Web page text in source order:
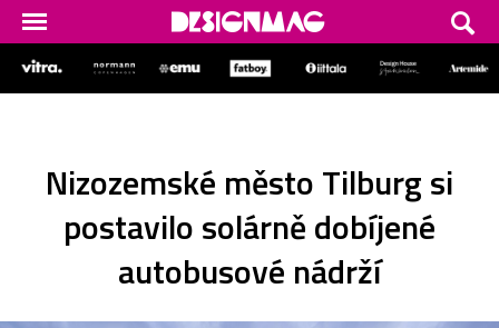
Nizozemské město Tilburg si
postavilo solárně dobíjené
autobusové nádrží